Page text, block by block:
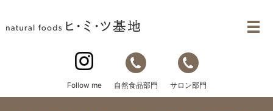
Follow me 自然食品部門 サロン部門